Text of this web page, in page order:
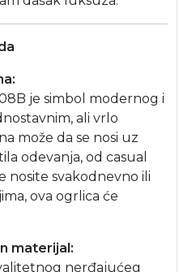
je simbol modernog i
ali vrlo
može da se nosi uz
odevanja, od casual
nosite svakodnevno ili
ova ogrlica će
materijal:
nerđajućeg